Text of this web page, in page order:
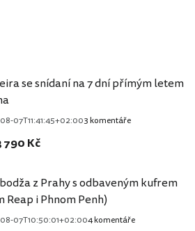
se snídaní na 7 dní přímým letem
07T11:41:45+02:003 komentáře
790 Kč
z Prahy s odbaveným kufrem
Reap i Phnom Penh)
07T10:50:01+02:004 komentáře